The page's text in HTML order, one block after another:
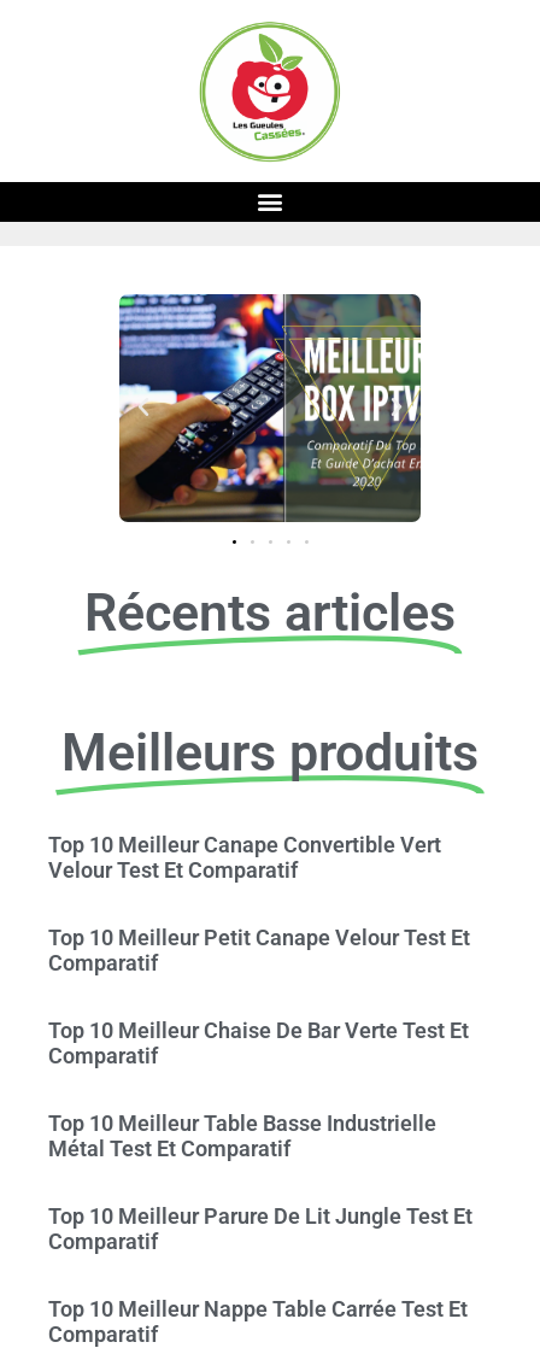
Récents articles
Meilleurs produits
Top 10 Meilleur Canape Convertible Vert
Velour Test Et Comparatif
Top 10 Meilleur Petit Canape Velour Test Et
Comparatif
Top 10 Meilleur Chaise De Bar Verte Test Et
Comparatif
Top 10 Meilleur Table Basse Industrielle
Métal Test Et Comparatif
Top 10 Meilleur Parure De Lit Jungle Test Et
Comparatif
Top 10 Meilleur Nappe Table Carrée Test Et
Comparatif